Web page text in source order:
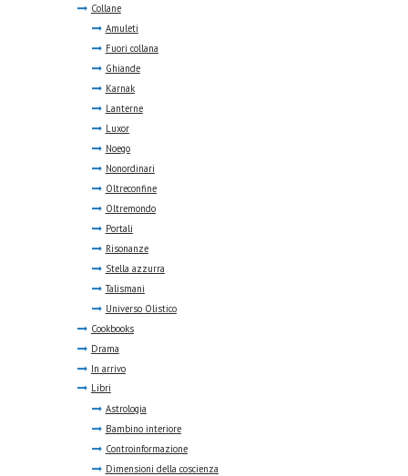
Collane
Amuleti
Fuori collana
Ghiande
Karnak
Lanterne
Luxor
Noego
Nonordinari
Oltreconfine
Oltremondo
Portali
Risonanze
Stella azzurra
Talismani
Universo Olistico
Cookbooks
Drama
In arrivo
Libri
Astrologia
Bambino interiore
Controinformazione
Dimensioni della coscienza